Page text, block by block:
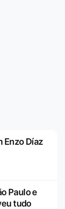
Enzo Díaz
Paulo e
tudo